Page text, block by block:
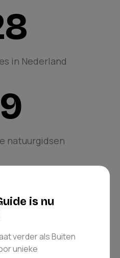
in Nederland
natuurgidsen
gingen al
natuur in
is nu
verder als Buiten
unieke